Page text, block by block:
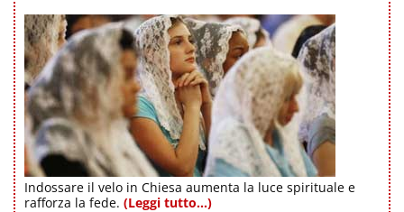
Indossare il velo in Chiesa aumenta la luce spirituale e
rafforza la fede. (Leggi tutto...)